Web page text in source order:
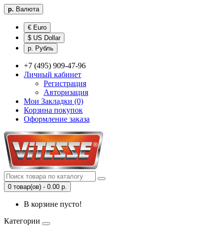
р. Валюта
€ Euro
$ US Dollar
р. Рубль
+7 (495) 909-47-96
Личный кабинет
Регистрация
Авторизация
Мои Закладки (0)
Корзина покупок
Оформление заказа
0 товар(ов) - 0.00 р.
В корзине пусто!
Категории